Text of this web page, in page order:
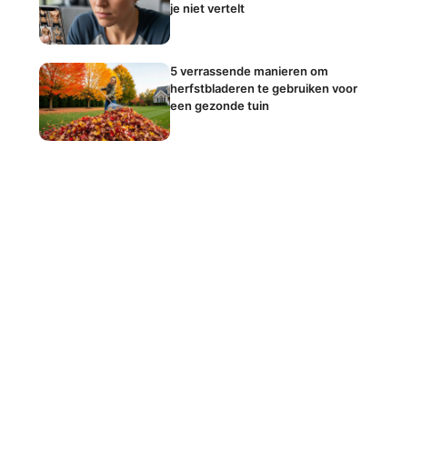
je niet vertelt
5 verrassende manieren om
herfstbladeren te gebruiken voor
een gezonde tuin